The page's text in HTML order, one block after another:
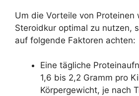
Um die Vorteile von Proteinen
Steroidkur optimal zu nutzen,
auf folgende Faktoren achten:
Eine tägliche
1,6 bis 2,2 Gramm pro
Körpergewicht, je nach